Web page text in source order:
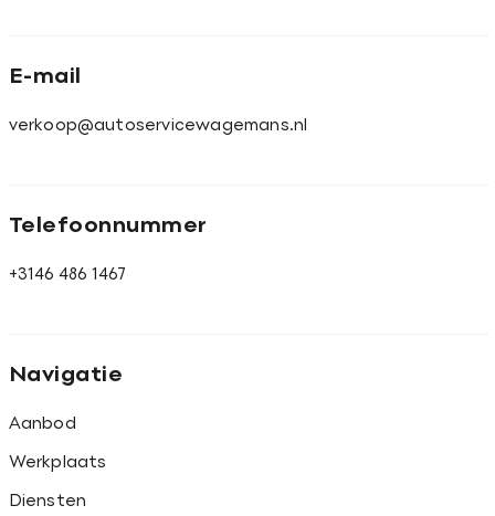
E-mail
verkoop@autoservicewagemans.nl
Telefoonnummer
+3146 486 1467
Navigatie
Aanbod
Werkplaats
Diensten